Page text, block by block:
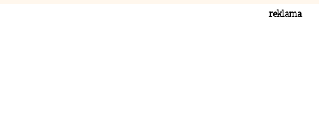
reklama